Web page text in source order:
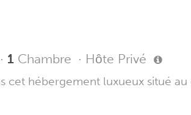
· 1 Chambre · Hôte Privé
cet hébergement luxueux situé